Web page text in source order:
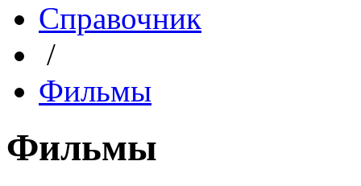
Справочник
/
Фильмы
Фильмы